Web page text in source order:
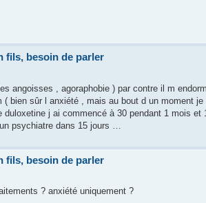
fils, besoin de parler
angoisses , agoraphobie ) par contre il m
bien sûr l anxiété , mais au bout d un moment
j ai commencé à 30 pendant 1 mois
psychiatre dans 15 jours …
fils, besoin de parler
? anxiété uniquement ?